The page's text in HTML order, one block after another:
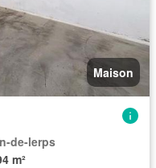
Maison
de-lerps
m²